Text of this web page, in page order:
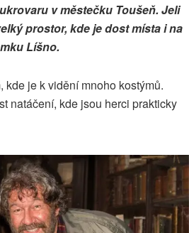
v městečku Toušeň. Jeli
prostor, kde je dost místa i na
Líšno.
je k vidění mnoho kostýmů.
natáčení, kde jsou herci prakticky